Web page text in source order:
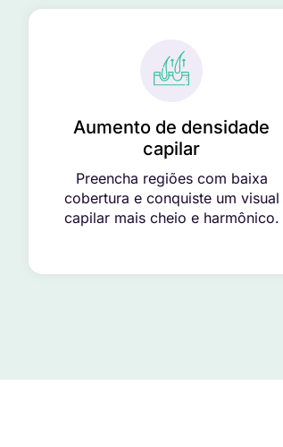
Aumento de densidade
capilar
Preencha regiões com baixa
cobertura e conquiste um visual
capilar mais cheio e harmônico.